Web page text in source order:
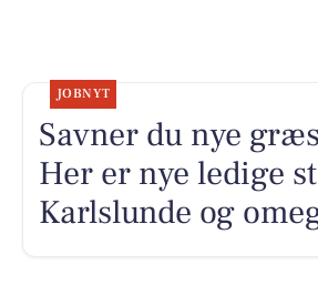
JOBNYT
Savner du nye
Her er nye ledige
Karlslunde og